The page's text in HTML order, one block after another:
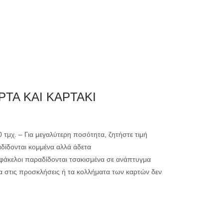
ΚΑΙ ΚΑΡΤΑΚΙ
τμχ. – Για μεγαλύτερη ποσότητα, ζητήστε τιμή
κομμένα αλλά άδετα
παραδίδονται τσακισμένα σε ανάπτυγμα
στις προσκλήσεις ή τα κολλήματα των καρτών δεν